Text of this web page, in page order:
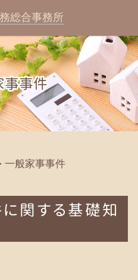
事事件
総合事務所
一般家事事件
関する基礎知